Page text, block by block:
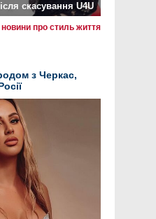
скасування U4U
новини про стиль життя
з Черкас,